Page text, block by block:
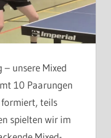
unsere Mixed
10 Paarungen
teils
spielten wir im